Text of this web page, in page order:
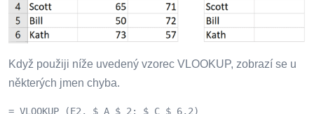
Když použiji níže uvedený vzorec VLOOKUP, zobrazí se u
některých jmen chyba.
= VLOOKUP (E2, $ A $ 2: $ C $ 6,2)